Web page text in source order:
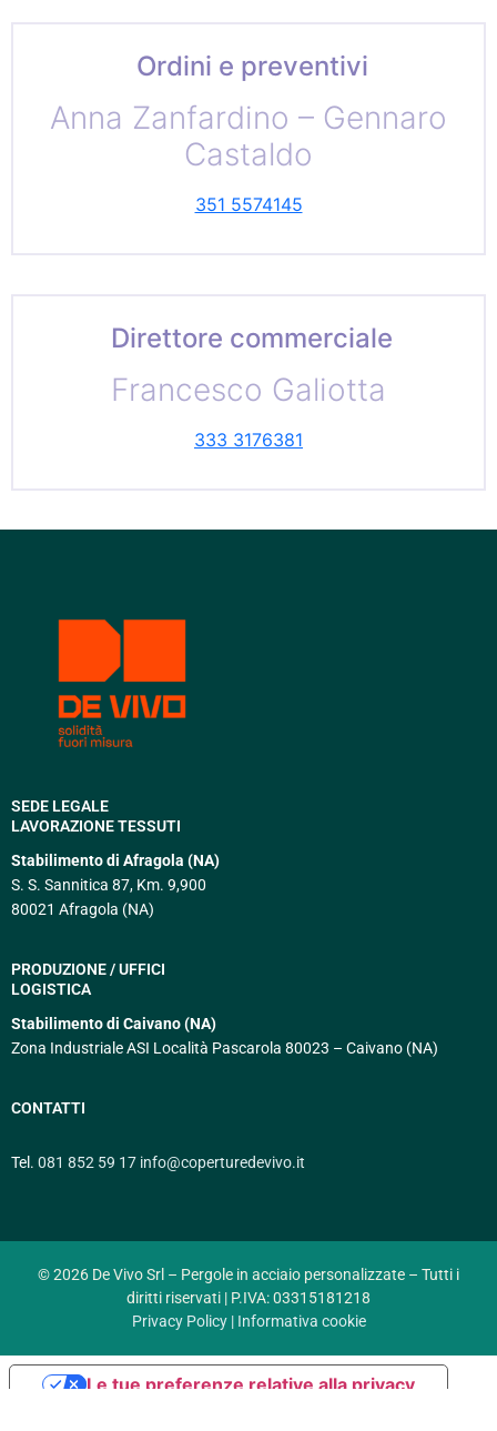
Ordini e preventivi
Anna Zanfardino – Gennaro
Castaldo
351 5574145
Direttore commerciale
Francesco Galiotta
333 3176381
SEDE LEGALE
LAVORAZIONE TESSUTI
Stabilimento di Afragola (NA)
S. S. Sannitica 87, Km. 9,900
80021 Afragola (NA)
PRODUZIONE / UFFICI
LOGISTICA
Stabilimento di Caivano (NA)
Zona Industriale ASI Località Pascarola 80023 – Caivano (NA)
CONTATTI
Tel. 081 852 59 17 info@coperturedevivo.it
© 2026 De Vivo Srl – Pergole in acciaio personalizzate – Tutti i
diritti riservati | P.IVA: 03315181218
Privacy Policy | Informativa cookie
Le tue preferenze relative alla privacy